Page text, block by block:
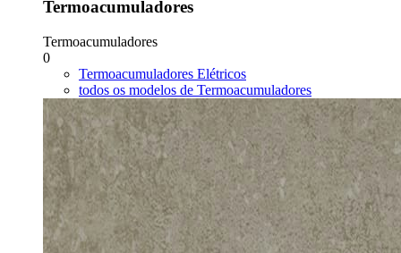
Termoacumuladores
Termoacumuladores
0
Termoacumuladores Elétricos
todos os modelos de Termoacumuladores